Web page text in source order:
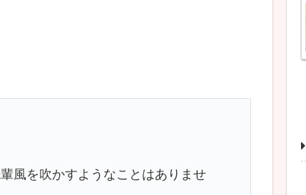
風を吹かすようなことはありませ